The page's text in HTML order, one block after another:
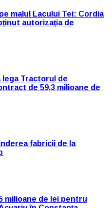
malul Lacului Tei: Cordia
autorizația de
lega Tractorul de
de 59,3 milioane de
fabricii de la
milioane de lei pentru